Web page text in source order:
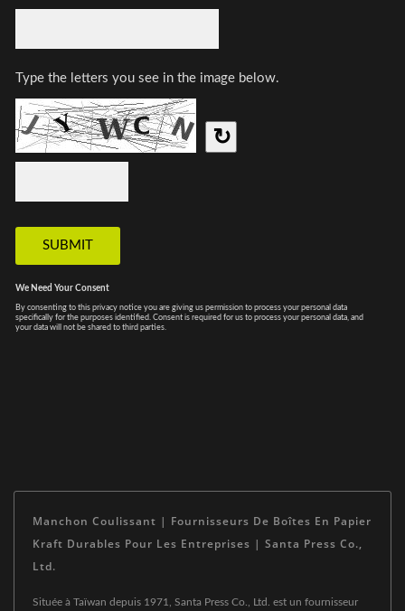
Manchon Coulissant | Fournisseurs De Boîtes En Papier
Kraft Durables Pour Les Entreprises | Santa Press Co.,
Ltd.
Située à Taïwan depuis 1971, Santa Press Co., Ltd. est un fournisseur